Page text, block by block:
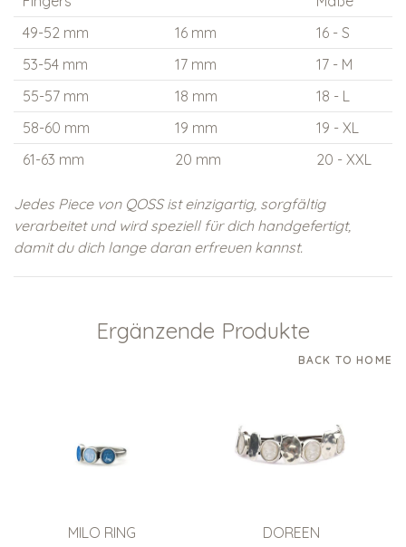
49-52 mm
16 mm
16 - S
53-54 mm
17 mm
17 - M
55-57 mm
18 mm
18 - L
58-60 mm
19 mm
19 - XL
61-63 mm
20 mm 20 - XXL
Jedes Piece von QOSS ist einzigartig, sorgfältig
verarbeitet und wird speziell für dich handgefertigt,
damit du dich lange daran erfreuen kannst.
Ergänzende Produkte
BACK TO HOME
MILO RING DOREEN